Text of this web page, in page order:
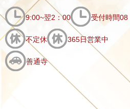
9:00~翌2：00 受付時間08
不定休 365日営業中
善通寺